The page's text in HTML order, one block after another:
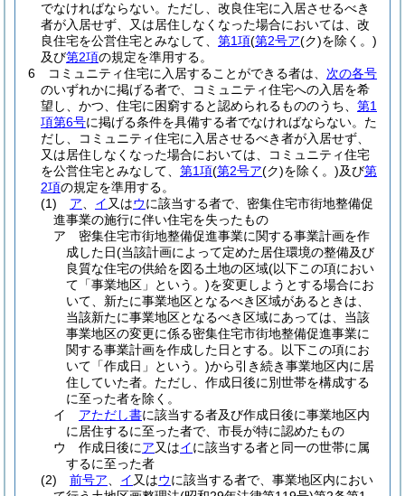
でなければならない。 ただし、改良住宅に入居させるべき
者が入居せず、又は居住しなくなった場合においては、改
良住宅を公営住宅とみなして、 第1項(第2号ア(ク)を除く。)
及び第2項の規定を準用する。
6
コミュニティ住宅に入居することができる者は、 次の各号
のいずれかに掲げる者で、コミュニティ住宅への入居を希
望し、かつ、住宅に困窮すると認められるもののうち、 第1
項第6号に掲げる条件を具備する者でなければならない。 た
だし、コミュニティ住宅に入居させるべき者が入居せず、
又は居住しなくなった場合においては、コミュニティ住宅
を公営住宅とみなして、 第1項(第2号ア(ク)を除く。)及び第
2項の規定を準用する。
(1)
ア イ 又はウに該当する者で、密集住宅市街地整備促
進事業の施行に伴い住宅を失ったもの
ア
密集住宅市街地整備促進事業に関する事業計画を作
成した日(当該計画によって定めた居住環境の整備及び
良質な住宅の供給を図る土地の区域(以下この項におい
て「事業地区」という。)を変更しようとする場合にお
いて、新たに事業地区となるべき区域があるときは、
当該新たに事業地区となるべき区域にあっては、当該
事業地区の変更に係る密集住宅市街地整備促進事業に
関する事業計画を作成した日とする。以下この項にお
いて「作成日」という。)から引き続き事業地区内に居
住していた者。 ただし、作成日後に別世帯を構成する
に至った者を除く。
イ
アただし書に該当する者及び作成日後に事業地区内
に居住するに至った者で、市長が特に認めたもの
ウ
作成日後にア又はイに該当する者と同一の世帯に属
するに至った者
(2)
前号ア イ 又はウに該当する者で、事業地区内におい